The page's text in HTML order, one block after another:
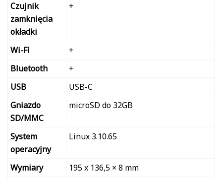
Czujnik
zamknięcia
okładki
+
Wi-Fi
+
Bluetooth
+
USB
USB-C
Gniazdo
SD/MMC
microSD do 32GB
System
operacyjny
Linux 3.10.65
Wymiary
195 x 136,5 × 8 mm